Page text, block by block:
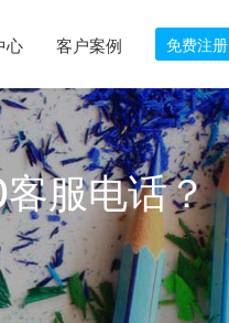
心 客户案例 免费注册
服电话？